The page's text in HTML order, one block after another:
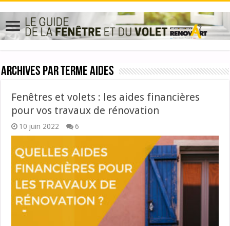
Archives par termeaides
Fenêtres et volets : les aides financières
pour vos travaux de rénovation
10 juin 2022 6